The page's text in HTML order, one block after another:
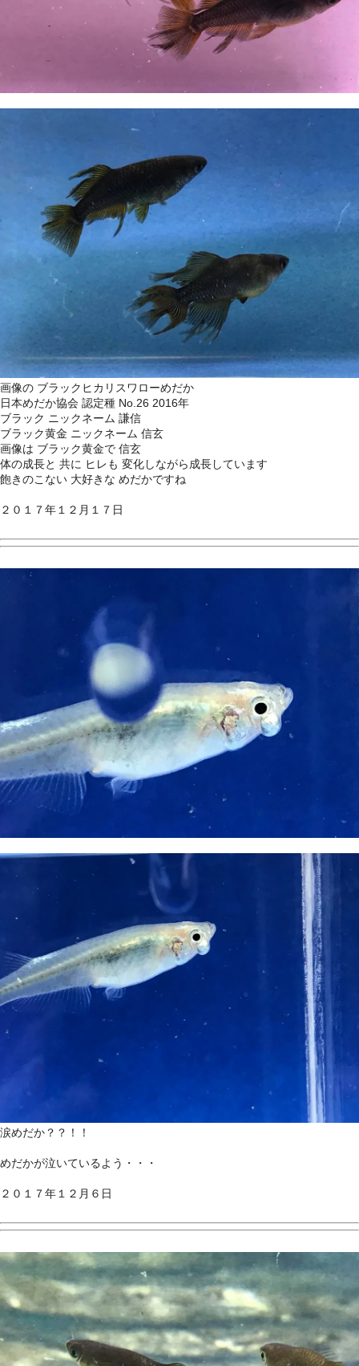
画像の ブラックヒカリスワローめだか
日本めだか協会 認定種 No.26 2016年
ブラック ニックネーム 謙信
ブラック黄金 ニックネーム 信玄
画像は ブラック黄金で 信玄
体の成長と 共に ヒレも 変化しながら成長しています
飽きのこない 大好きな めだかですね
２０１７年１２月１７日
涙めだか？？！！
めだかが泣いているよう・・・
２０１７年１２月６日